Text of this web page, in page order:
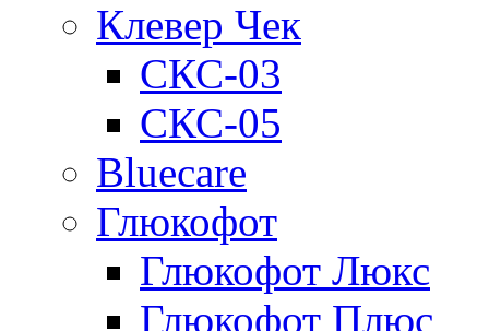
Клевер Чек
СКС-03
СКС-05
Bluecare
Глюкофот
Глюкофот Люкс
Глюкофот Плюс